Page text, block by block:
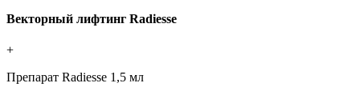
Векторный лифтинг Radiesse
+
Препарат Radiesse 1,5 мл